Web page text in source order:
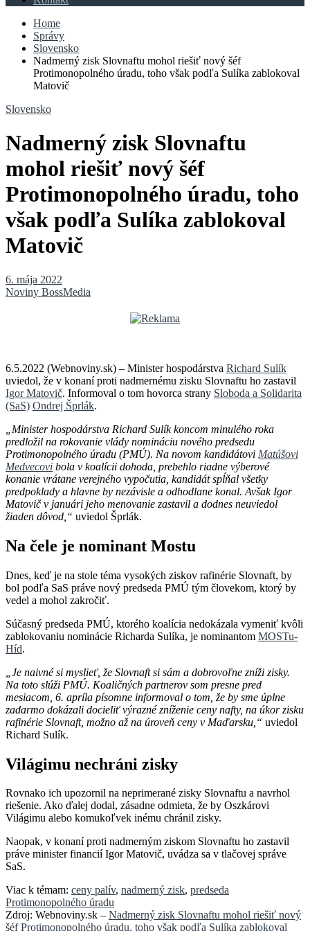
Home
Správy
Slovensko
Nadmerný zisk Slovnaftu mohol riešiť nový šéf
Protimonopolného úradu, toho však podľa Sulíka zablokoval
Matovič
Slovensko
Nadmerný zisk Slovnaftu
mohol riešiť nový šéf
Protimonopolného úradu, toho
však podľa Sulíka zablokoval
Matovič
6. mája 2022
Noviny BossMedia
6.5.2022 (Webnoviny.sk) – Minister hospodárstva Richard Sulík
uviedol, že v konaní proti nadmernému zisku Slovnaftu ho zastavil
Igor Matovič. Informoval o tom hovorca strany Sloboda a Solidarita
(SaS) Ondrej Šprlák.
„Minister hospodárstva Richard Sulík koncom minulého roka
predložil na rokovanie vlády nomináciu nového predsedu
Protimonopolného úradu (PMÚ). Na novom kandidátovi Matúšovi
Medvecovi bola v koalícii dohoda, prebehlo riadne výberové
konanie vrátane verejného vypočutia, kandidát spĺňal všetky
predpoklady a hlavne by nezávisle a odhodlane konal. Avšak Igor
Matovič v januári jeho menovanie zastavil a dodnes neuviedol
žiaden dôvod,“ uviedol Šprlák.
Na čele je nominant Mostu
Dnes, keď je na stole téma vysokých ziskov rafinérie Slovnaft, by
bol podľa SaS práve nový predseda PMÚ tým človekom, ktorý by
vedel a mohol zakročiť.
Súčasný predseda PMÚ, ktorého koalícia nedokázala vymeniť kvôli
zablokovaniu nominácie Richarda Sulíka, je nominantom MOSTu-
Híd.
„Je naivné si myslieť, že Slovnaft si sám a dobrovoľne zníži zisky.
Na toto slúži PMÚ. Koaličných partnerov som presne pred
mesiacom, 6. apríla písomne informoval o tom, že by sme úplne
zadarmo dokázali docieliť výrazné zníženie ceny nafty, na úkor zisku
rafinérie Slovnaft, možno až na úroveň ceny v Maďarsku,“ uviedol
Richard Sulík.
Világimu nechráni zisky
Rovnako ich upozornil na neprimerané zisky Slovnaftu a navrhol
riešenie. Ako ďalej dodal, zásadne odmieta, že by Oszkárovi
Világimu alebo komukoľvek inému chránil zisky.
Naopak, v konaní proti nadmerným ziskom Slovnaftu ho zastavil
práve minister financií Igor Matovič, uvádza sa v tlačovej správe
SaS.
Viac k témam: ceny palív, nadmerný zisk, predseda
Protimonopolného úradu
Zdroj: Webnoviny.sk – Nadmerný zisk Slovnaftu mohol riešiť nový
šéf Protimonopolného úradu, toho však podľa Sulíka zablokoval